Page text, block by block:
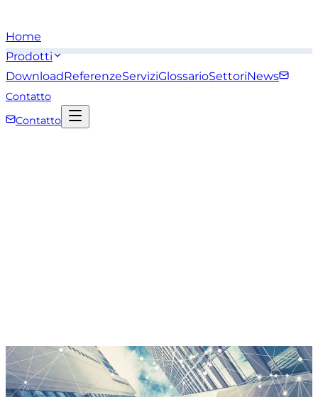
Home
Prodotti
DownloadReferenzeServiziGlossarioSettoriNews
Contatto
Contatto